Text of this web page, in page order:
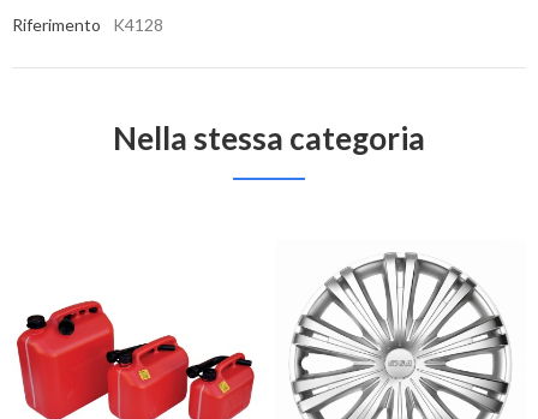
Riferimento K4128
Nella stessa categoria